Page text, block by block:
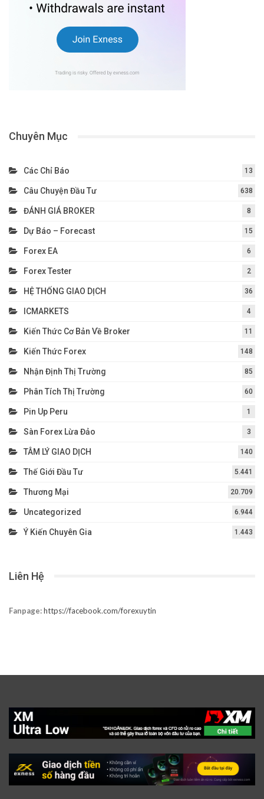
Chuyên Mục
Các Chỉ Báo 13
Câu Chuyện Đầu Tư 638
ĐÁNH GIÁ BROKER 8
Dự Báo – Forecast 15
Forex EA 6
Forex Tester 2
HỆ THỐNG GIAO DỊCH 36
ICMARKETS 4
Kiến Thức Cơ Bản Về Broker 11
Kiến Thức Forex 148
Nhận Định Thị Trường 85
Phân Tích Thị Trường 60
Pin Up Peru 1
Sàn Forex Lừa Đảo 3
TÂM LÝ GIAO DỊCH 140
Thế Giới Đầu Tư 5.441
Thương Mại 20.709
Uncategorized 6.944
Ý Kiến Chuyên Gia 1.443
Liên Hệ
Fanpage:https://facebook.com/forexuytin